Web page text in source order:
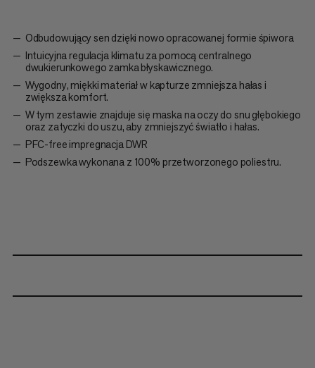
Odbudowujący sen dzięki nowo opracowanej formie śpiwora
Intuicyjna regulacja klimatu za pomocą centralnego
dwukierunkowego zamka błyskawicznego.
Wygodny, miękki materiał w kapturze zmniejsza hałas i
zwiększa komfort.
W tym zestawie znajduje się maska na oczy do snu głębokiego
oraz zatyczki do uszu, aby zmniejszyć światło i hałas.
PFC-free impregnacja DWR
Podszewka wykonana z 100% przetworzonego poliestru.